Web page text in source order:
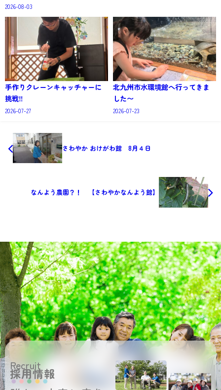
2026-08-03
手作りクレーンキャッチャーに
挑戦‼️
2026-07-27
北九州市水環境館へ行ってきま
した〜
2026-07-23
さわやか おけがわ館 8月４日
なんよう農園？！ 【さわやかなんよう館】
Recruit
採用情報